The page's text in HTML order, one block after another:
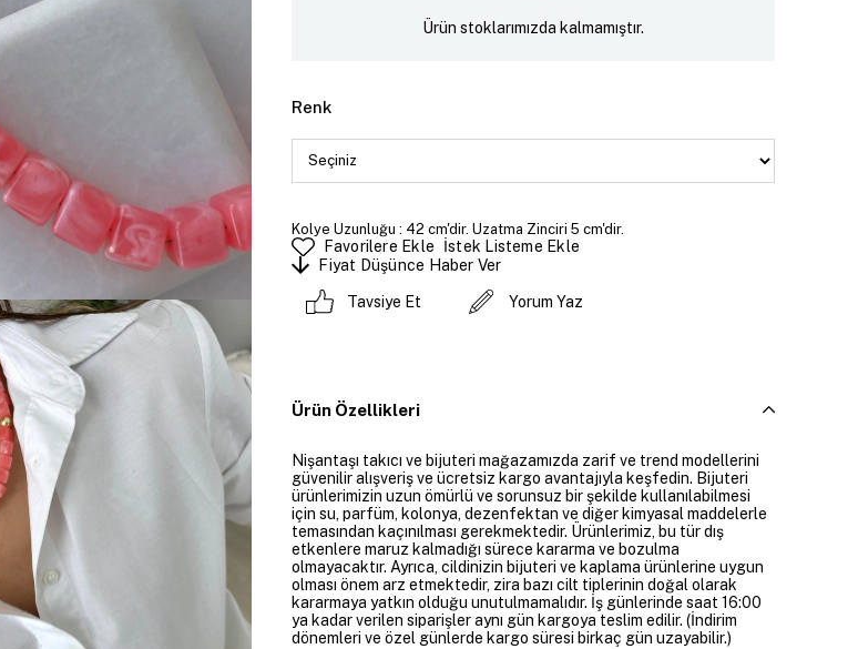
Ürün stoklarımızda kalmamıştır.
Renk
Kolye Uzunluğu : 42 cm'dir. Uzatma Zinciri 5 cm'dir.
Favorilere Ekle
İstek Listeme Ekle
Fiyat Düşünce Haber Ver
Tavsiye Et Yorum Yaz
Ürün Özellikleri
Nişantaşı takıcı ve bijuteri mağazamızda zarif ve trend modellerini
güvenilir alışveriş ve ücretsiz kargo avantajıyla keşfedin. Bijuteri
ürünlerimizin uzun ömürlü ve sorunsuz bir şekilde kullanılabilmesi
için su, parfüm, kolonya, dezenfektan ve diğer kimyasal maddelerle
temasından kaçınılması gerekmektedir. Ürünlerimiz, bu tür dış
etkenlere maruz kalmadığı sürece kararma ve bozulma
olmayacaktır. Ayrıca, cildinizin bijuteri ve kaplama ürünlerine uygun
olması önem arz etmektedir, zira bazı cilt tiplerinin doğal olarak
kararmaya yatkın olduğu unutulmamalıdır. İş günlerinde saat 16:00
ya kadar verilen siparişler aynı gün kargoya teslim edilir. (İndirim
dönemleri ve özel günlerde kargo süresi birkaç gün uzayabilir.)